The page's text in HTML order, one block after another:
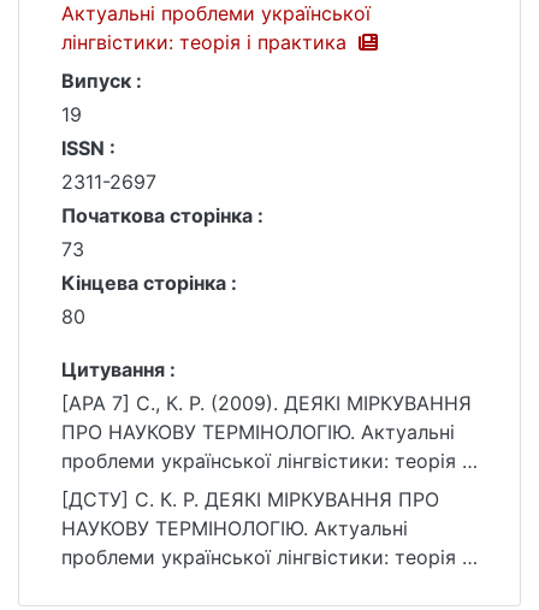
Актуальні проблеми української
лінгвістики: теорія і практика
Випуск :
19
ISSN :
2311-2697
Початкова сторінка :
73
Кінцева сторінка :
80
Цитування :
[APA 7] С., К. Р. (2009). ДЕЯКІ МІРКУВАННЯ
ПРО НАУКОВУ ТЕРМІНОЛОГІЮ. Актуальні
проблеми української лінгвістики: теорія і
практика, (19), 73–80.
https://ir.library.knu.ua/handle/15071834/1039
5
[ДСТУ] С. К. Р. ДЕЯКІ МІРКУВАННЯ ПРО
НАУКОВУ ТЕРМІНОЛОГІЮ. Актуальні
проблеми української лінгвістики: теорія і